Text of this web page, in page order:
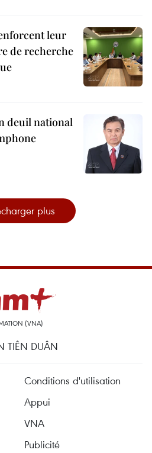
leur
de recherche
deuil national
plus
(VNA)
TIÊN DUÂN
Conditions d'utilisation
Appui
VNA
Publicité